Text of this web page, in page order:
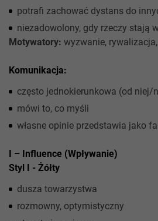
potrafi zachować dystans do
niezadowolony, gdy rzeczy stają
Motywatory: wyzwanie,
Komunikacja:
często jednokierunkowa (od niej/
mówi to, co myśli
własne opinie przedstawia jako
I – Influence (Wpływanie)
Styl I - Żółty
dusza towarzystwa
rozmowny, optymistyczny